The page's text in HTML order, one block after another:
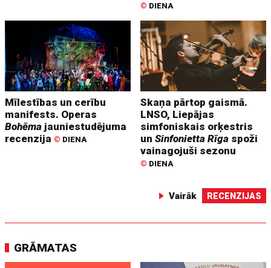
© DIENA
Mīlestības un cerību
manifests. Operas
Bohēma jauniestudējuma
recenzija © DIENA
Skaņa pārtop gaismā.
LNSO, Liepājas
simfoniskais orķestris
unSinfonietta Rīga spoži
vainagojuši sezonu
© DIENA
Vairāk RECENZIJAS
GRĀMATAS